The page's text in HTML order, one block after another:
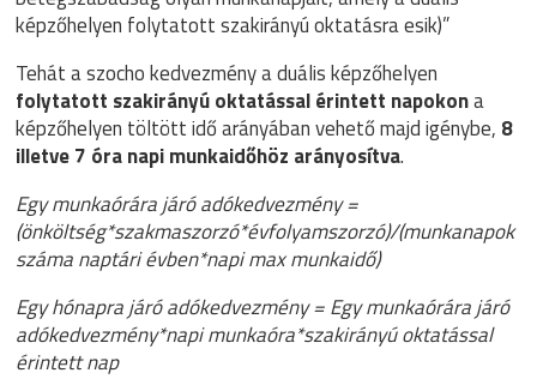
képzőhelyen folytatott szakirányú oktatásra esik)”
Tehát a szocho kedvezmény a duális képzőhelyen
folytatott szakirányú oktatással érintett napokona
képzőhelyen töltött idő arányában vehető majd igénybe, 8
illetve 7 óra napi munkaidőhöz arányosítva.
Egy munkaórára járó adókedvezmény =
(önköltség*szakmaszorzó*évfolyamszorzó)/(munkanapok
száma naptári évben*napi max munkaidő)
Egy hónapra járó adókedvezmény = Egy munkaórára járó
adókedvezmény*napi munkaóra*szakirányú oktatással
érintett nap